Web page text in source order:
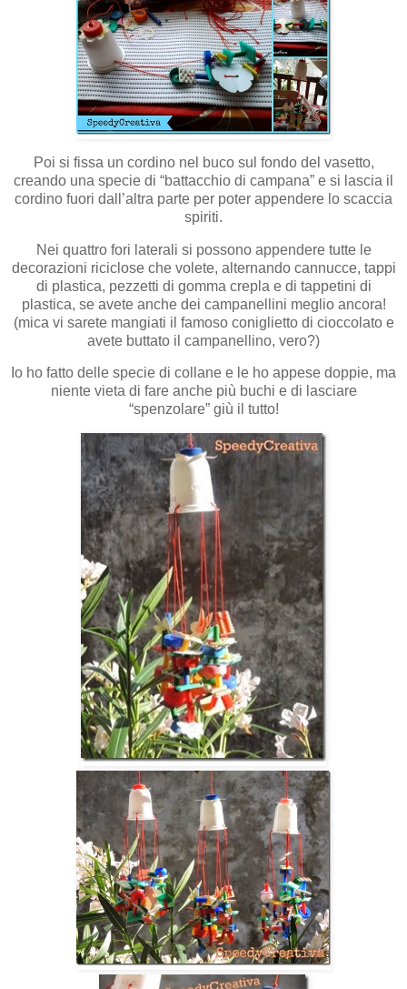
Poi si fissa un cordino nel buco sul fondo del vasetto,
creando una specie di “battacchio di campana” e si lascia il
cordino fuori dall’altra parte per poter appendere lo scaccia
spiriti.
Nei quattro fori laterali si possono appendere tutte le
decorazioni riciclose che volete, alternando cannucce, tappi
di plastica, pezzetti di gomma crepla e di tappetini di
plastica, se avete anche dei campanellini meglio ancora!
(mica vi sarete mangiati il famoso coniglietto di cioccolato e
avete buttato il campanellino, vero?)
Io ho fatto delle specie di collane e le ho appese doppie, ma
niente vieta di fare anche più buchi e di lasciare
“spenzolare” giù il tutto!